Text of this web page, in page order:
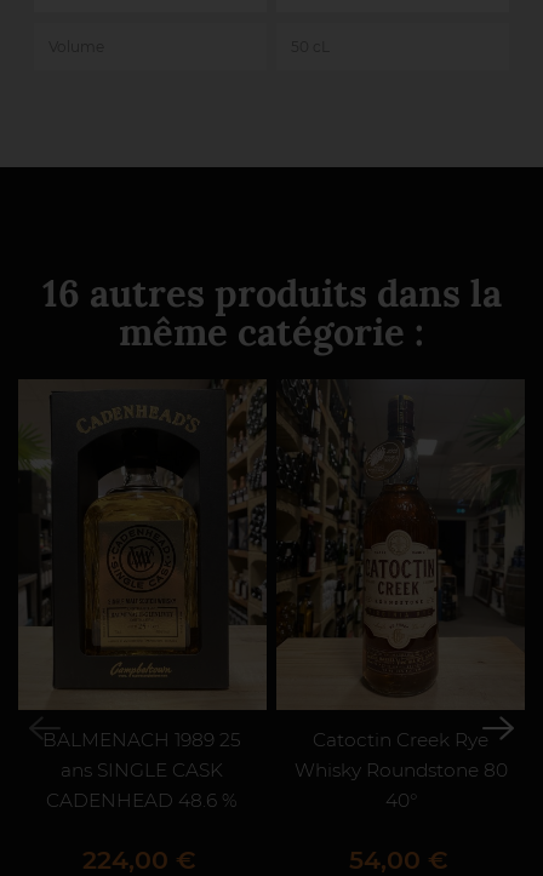
16 autres produits dans la
même catégorie :
BALMENACH 1989 25
ans SINGLE CASK
CADENHEAD 48.6 %
Prix
224,00 €
Catoctin Creek Rye
Whisky Roundstone 80
40°
Prix
54,00 €